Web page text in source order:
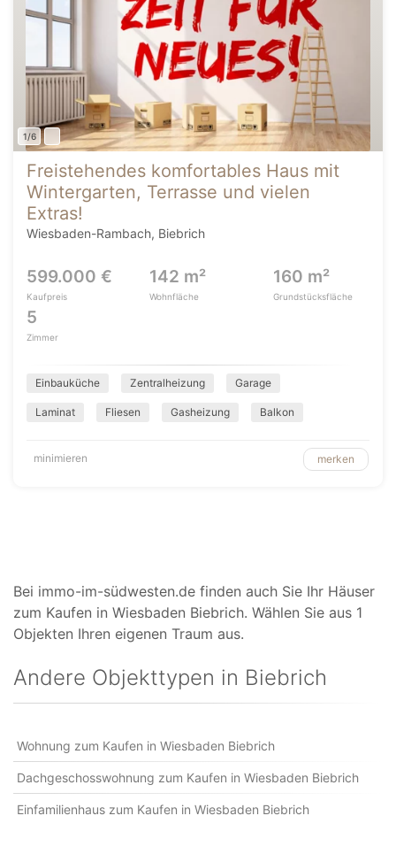
1/6
Freistehendes komfortables Haus mit
Wintergarten, Terrasse und vielen
Extras!
Wiesbaden-Rambach, Biebrich
599.000 €
Kaufpreis
142 m²
Wohnfläche
160 m²
Grundstücksfläche
5
Zimmer
Einbauküche Zentralheizung Garage
Laminat Fliesen Gasheizung Balkon
minimieren merken
Bei immo-im-südwesten.de finden auch Sie Ihr Häuser
zum Kaufen in Wiesbaden Biebrich. Wählen Sie aus 1
Objekten Ihren eigenen Traum aus.
Andere Objekttypen in Biebrich
Wohnung zum Kaufen in Wiesbaden Biebrich
Dachgeschosswohnung zum Kaufen in Wiesbaden Biebrich
Einfamilienhaus zum Kaufen in Wiesbaden Biebrich